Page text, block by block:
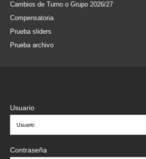
Cambios de Turno o Grupo 2026/27
Compensatoria
Prueba sliders
Prueba archivo
Usuario
Contraseña